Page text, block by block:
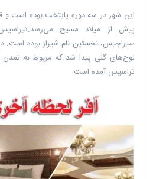
پیش از میلاد مسیح
لوح‌های گلی پیدا شد که مربوط به تمدن
تراسیس آمده است.